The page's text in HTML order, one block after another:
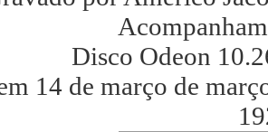
Disco Odeon
14 de março de